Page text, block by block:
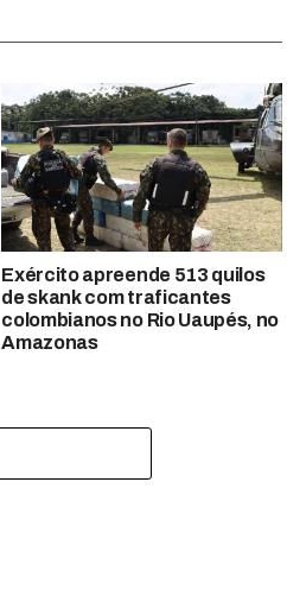
Exército apreende 513 quilos
de skank com traficantes
colombianos no Rio Uaupés, no
Amazonas